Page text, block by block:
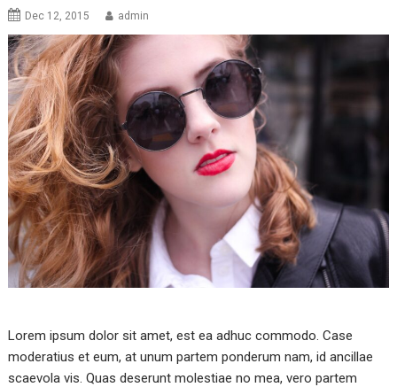
Dec 12, 2015 admin
Lorem ipsum dolor sit amet, est ea adhuc commodo. Case
moderatius et eum, at unum partem ponderum nam, id ancillae
scaevola vis. Quas deserunt molestiae no mea, vero partem